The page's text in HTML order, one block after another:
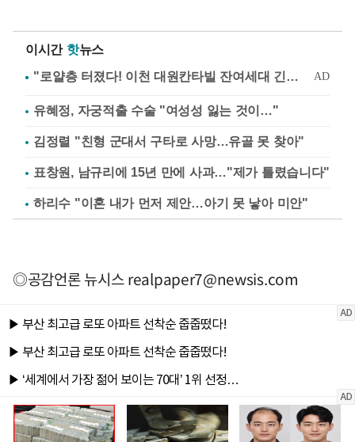
이시간 핫뉴스
유혜정, 자궁적출 수술 "여성성 잃는 것이…"
김정렬 "친형 군대서 구타로 사망…유골 못 찾아"
표창원, 남규리에 15년 만에 사과…"제가 틀렸습니다"
하리수 "이혼 내가 먼저 제안…아기 못 낳아 미안"
◎공감언론 뉴시스realpaper7@newsis.com